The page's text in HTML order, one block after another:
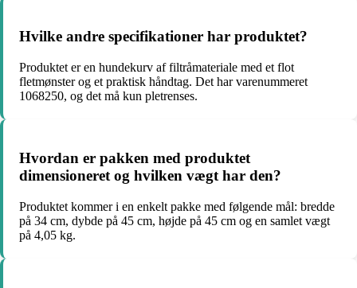
Hvilke andre specifikationer har produktet?
Produktet er en hundekurv af filtråmateriale med et flot
fletmønster og et praktisk håndtag. Det har varenummeret
1068250, og det må kun pletrenses.
Hvordan er pakken med produktet
dimensioneret og hvilken vægt har den?
Produktet kommer i en enkelt pakke med følgende mål: bredde
på 34 cm, dybde på 45 cm, højde på 45 cm og en samlet vægt
på 4,05 kg.